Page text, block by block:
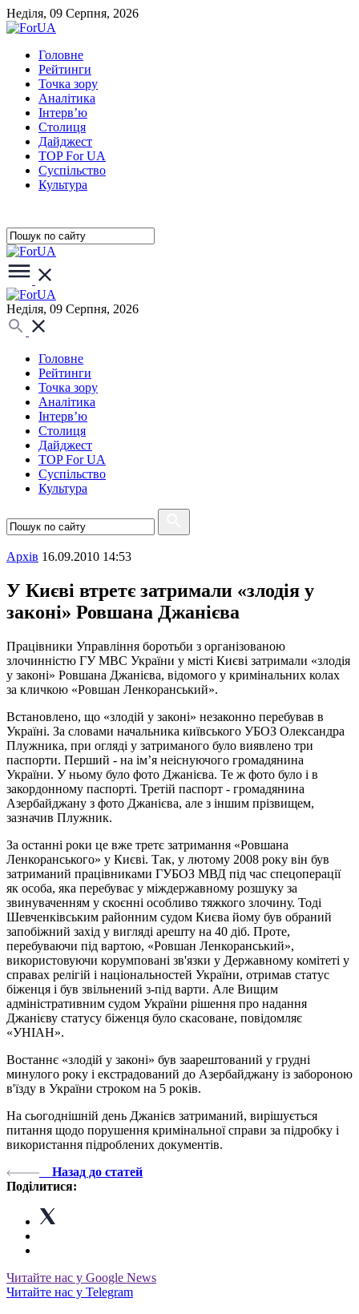
Неділя, 09 Серпня, 2026
Головне
Рейтинги
Точка зору
Аналітика
Інтерв’ю
Столиця
Дайджест
TOP For UA
Суспiльство
Культура
Неділя, 09 Серпня, 2026
Головне
Рейтинги
Точка зору
Аналітика
Інтерв’ю
Столиця
Дайджест
TOP For UA
Суспiльство
Культура
Архiв 16.09.2010 14:53
У Києві втретє затримали «злодія у
законі» Ровшана Джанієва
Працівники Управління боротьби з організованою
злочинністю ГУ МВС України у місті Києві затримали «злодія
у законі» Ровшана Джанієва, відомого у кримінальних колах
за кличкою «Ровшан Ленкоранський».
Встановлено, що «злодій у законі» незаконно перебував в
Україні. За словами начальника київського УБОЗ Олександра
Плужника, при огляді у затриманого було виявлено три
паспорти. Перший - на ім’я неіснуючого громадянина
України. У ньому було фото Джанієва. Те ж фото було і в
закордонному паспорті. Третій паспорт - громадянина
Азербайджану з фото Джанієва, але з іншим прізвищем,
зазначив Плужник.
За останні роки це вже третє затримання «Ровшана
Ленкоранського» у Києві. Так, у лютому 2008 року він був
затриманий працівниками ГУБОЗ МВД під час спецоперації
як особа, яка перебуває у міждержавному розшуку за
звинуваченням у скоєнні особливо тяжкого злочину. Тоді
Шевченківським районним судом Києва йому був обраний
запобіжний захід у вигляді арешту на 40 діб. Проте,
перебуваючи під вартою, «Ровшан Ленкоранський»,
використовуючи корумповані зв'язки у Державному комітеті у
справах релігій і національностей України, отримав статус
біженця і був звільнений з-під варти. Але Вищим
адміністративним судом України рішення про надання
Джанієву статусу біженця було скасоване, повідомляє
«УНІАН».
Востаннє «злодій у законі» був заарештований у грудні
минулого року і екстрадований до Азербайджану із забороною
в'їзду в України строком на 5 років.
На сьогоднішній день Джанієв затриманий, вирішується
питання щодо порушення кримінальної справи за підробку і
використання підроблених документів.
Назад до статей
Поділитися:
Читайте нас у Google News
Читайте нас у Telegram